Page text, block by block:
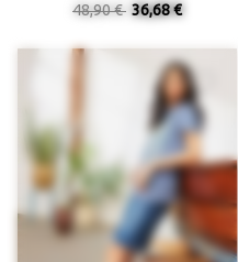
48,90 € 36,68 €